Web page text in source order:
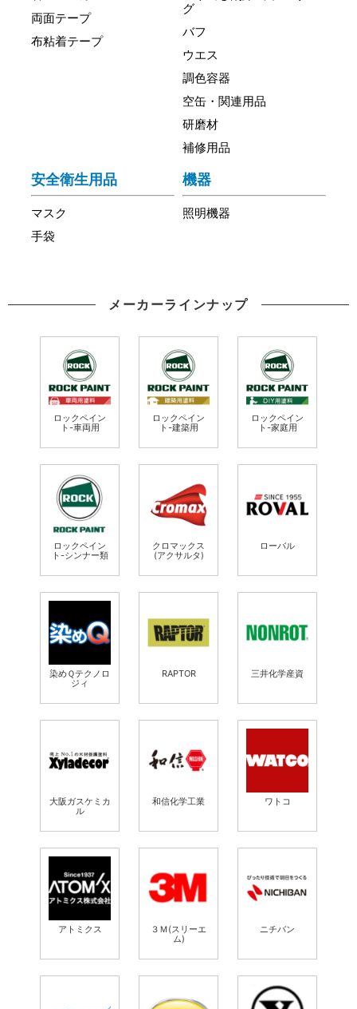
両面テープ
布粘着テープ
グ
バフ
ウエス
調色容器
空缶・関連用品
研磨材
補修用品
安全衛生用品
マスク
手袋
機器
照明機器
メーカーラインナップ
ロックペイン
ト-車両用
ロックペイン
ト-建築用
ロックペイン
ト-家庭用
ロックペイン
ト-シンナー類
クロマックス
(アクサルタ)
ローバル
染めＱテクノロ
ジィ
RAPTOR 三井化学産資
大阪ガスケミカ
ル
和信化学工業 ワトコ
アトミクス
３Ｍ(スリーエ
ム)
ニチバン